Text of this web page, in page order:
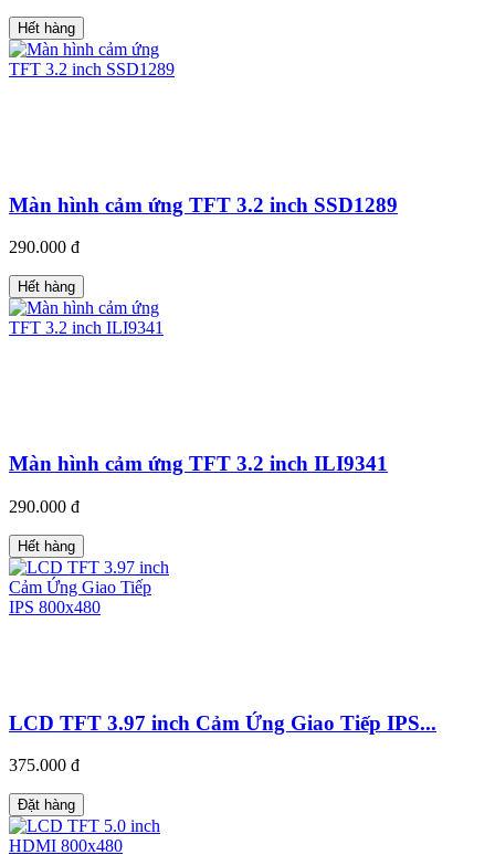
Hết hàng
Màn hình cảm ứng TFT 3.2 inch SSD1289
290.000 đ
Hết hàng
Màn hình cảm ứng TFT 3.2 inch ILI9341
290.000 đ
Hết hàng
LCD TFT 3.97 inch Cảm Ứng Giao Tiếp IPS...
375.000 đ
Đặt hàng